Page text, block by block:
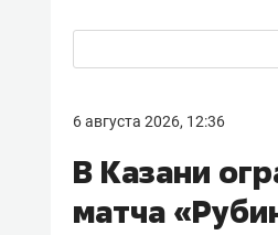
6 августа 2026, 12:36
В Казани
матча